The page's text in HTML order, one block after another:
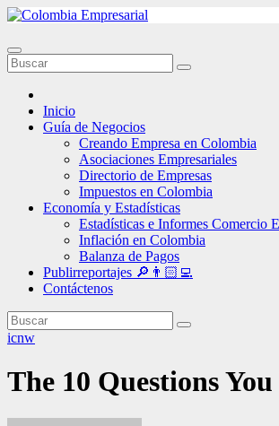
Ir
contenido
Inicio
Guía de Negocios
Creando Empresa en Colombia
Asociaciones Empresariales
Directorio de Empresas
Impuestos en Colombia
Economía y Estadísticas
Estadísticas e Informes Comercio
Inflación en Colombia
Balanza de Pagos
Publirreportajes 🔎👨🏻‍💻
Contáctenos
icnw
The 10 Questions